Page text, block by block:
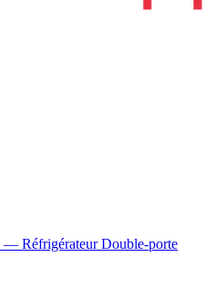
— Réfrigérateur Double-porte